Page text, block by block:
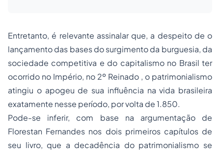
Entretanto, é relevante assinalar que, a despeito de o
lançamento das bases do surgimento da burguesia, da
sociedade competitiva e do capitalismo no Brasil ter
ocorrido no Império, no 2º Reinado , o patrimonialismo
atingiu o apogeu de sua influência na vida brasileira
exatamente nesse período, por volta de 1.850.
Pode-se inferir, com base na argumentação de
Florestan Fernandes nos dois primeiros capítulos de
seu livro, que a decadência do patrimonialismo se